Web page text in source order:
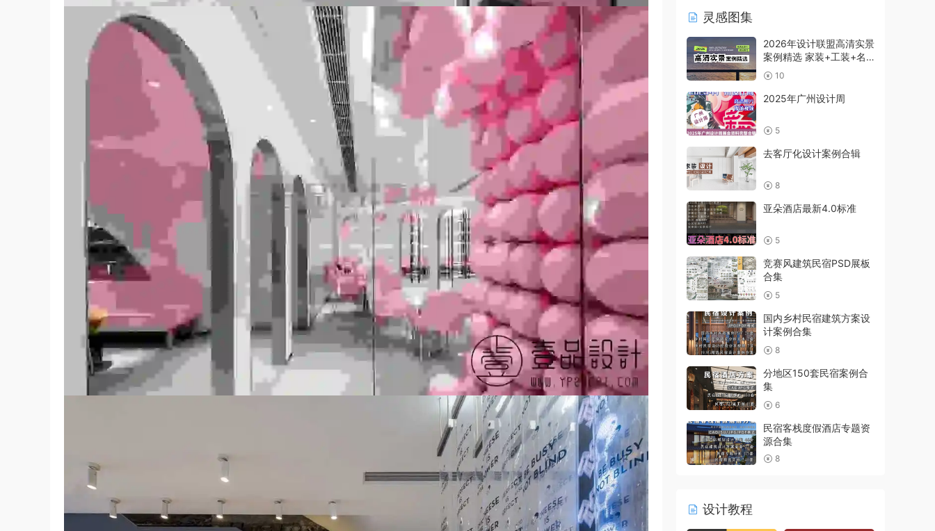
灵感图集
2026年设计联盟高清实景
案例精选 家装+工装+名
师及赠送
10
2025年广州设计周
5
去客厅化设计案例合辑
8
亚朵酒店最新4.0标准
5
竞赛风建筑民宿PSD展板
合集
5
国内乡村民宿建筑方案设
计案例合集
8
分地区150套民宿案例合
集
6
民宿客栈度假酒店专题资
源合集
8
设计教程